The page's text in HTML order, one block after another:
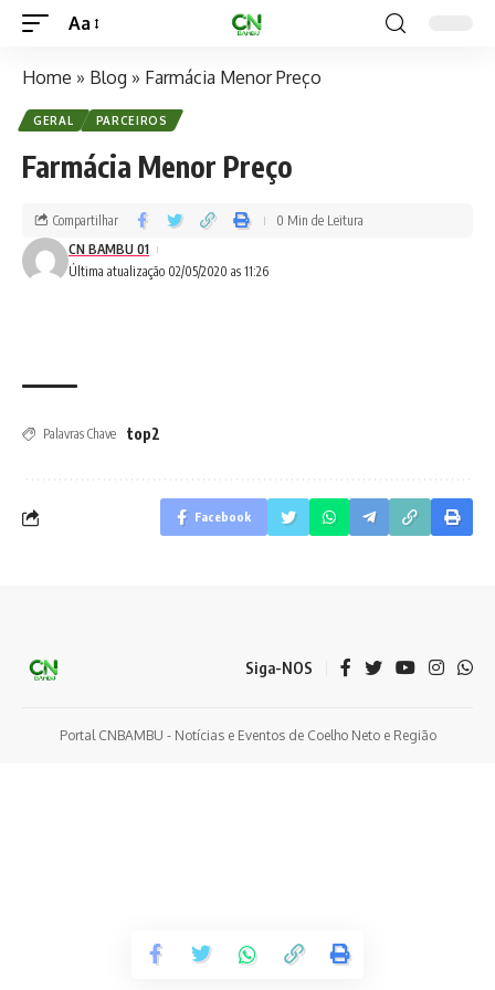
Aa
Home » Blog » Farmácia Menor Preço
GERAL PARCEIROS
Farmácia Menor Preço
Última atualização 02/05/2020 as 11:26
CN BAMBU 01
Compartilhar 0 Min de Leitura
Palavras Chave top2
Facebook
Siga-NOS
Portal CNBAMBU - Notícias e Eventos de Coelho Neto e Região